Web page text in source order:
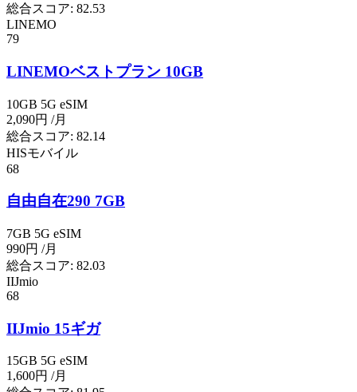
総合スコア: 82.53
LINEMO
79
LINEMOベストプラン 10GB
10GB 5G eSIM
2,090円 /月
総合スコア: 82.14
HISモバイル
68
自由自在290 7GB
7GB 5G eSIM
990円 /月
総合スコア: 82.03
IIJmio
68
IIJmio 15ギガ
15GB 5G eSIM
1,600円 /月